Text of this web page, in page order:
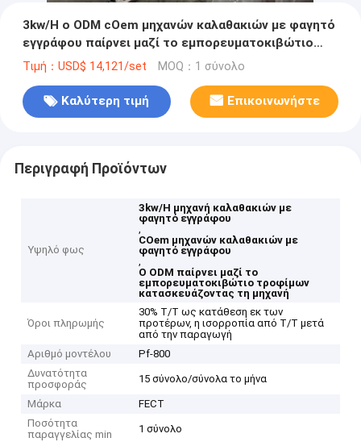
3kw/H ο ODM cOem μηχανών καλαθακιών με φαγητό
εγγράφου παίρνει μαζί το εμπορευματοκιβώτιο
τροφίμων κατασκευάζοντας τη μηχανή
Τιμή：USD$ 14,121/set MOQ：1 σύνολο
Καλύτερη τιμή Επικοινωνήστε
Περιγραφή Προϊόντων
Υψηλό φως
3kw/H μηχανή καλαθακιών με
φαγητό εγγράφου
,
COem μηχανών καλαθακιών με
φαγητό εγγράφου
,
Ο ODM παίρνει μαζί το
εμπορευματοκιβώτιο τροφίμων
κατασκευάζοντας τη μηχανή
Όροι πληρωμής
30% T/T ως κατάθεση εκ των
προτέρων, η ισορροπία από T/T μετά
από την παραγωγή
Αριθμό μοντέλου
Pf-800
Δυνατότητα
προσφοράς
15 σύνολο/σύνολα το μήνα
Μάρκα
FECT
Ποσότητα
παραγγελίας min
1 σύνολο